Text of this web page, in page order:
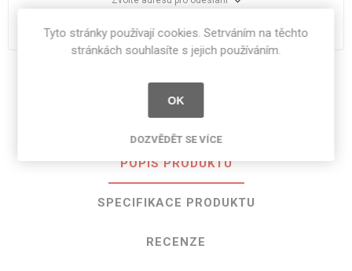
dodací lhůta : 1 - 11 dní
Sdílet:
POPIS PRODUKTU
SPECIFIKACE PRODUKTU
RECENZE
Tyto stránky používají cookies. Setrváním na těchto
stránkách souhlasíte s jejich používáním.
OK
DOZVĚDĚT SE VÍCE